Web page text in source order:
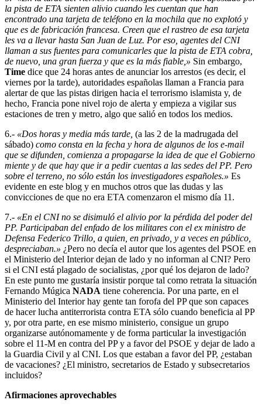
la pista de ETA sienten alivio cuando les cuentan que han
encontrado una tarjeta de teléfono en la mochila que no explotó y
que es de fabricación francesa. Creen que el rastreo de esa tarjeta
les va a llevar hasta San Juan de Luz. Por eso, agentes del CNI
llaman a sus fuentes para comunicarles que la pista de ETA cobra,
de nuevo, una gran fuerza y que es la más fiable,» Sin embargo,
Time dice que 24 horas antes de anunciar los arrestos (es decir, el
viernes por la tarde), autoridades españolas llaman a Francia para
alertar de que las pistas dirigen hacia el terrorismo islamista y, de
hecho, Francia pone nivel rojo de alerta y empieza a vigilar sus
estaciones de tren y metro, algo que salió en todos los medios.
6.- «Dos horas y media más tarde, (a las 2 de la madrugada del
sábado) como consta en la fecha y hora de algunos de los e-mail
que se difunden, comienza a propagarse la idea de que el Gobierno
miente y de que hay que ir a pedir cuentas a las sedes del PP. Pero
sobre el terreno, no sólo están los investigadores españoles.» Es
evidente en este blog y en muchos otros que las dudas y las
convicciones de que no era ETA comenzaron el mismo día 11.
7.- «En el CNI no se disimuló el alivio por la pérdida del poder del
PP. Participaban del enfado de los militares con el ex ministro de
Defensa Federico Trillo, a quien, en privado, y a veces en público,
despreciaban.» ¿Pero no decía el autor que los agentes del PSOE en
el Ministerio del Interior dejan de lado y no informan al CNI? Pero
si el CNI está plagado de socialistas, ¿por qué los dejaron de lado?
En este punto me gustaría insistir porque tal como retrata la situación
Fernando Múgica NADA tiene coherencia. Por una parte, en el
Ministerio del Interior hay gente tan forofa del PP que son capaces
de hacer lucha antiterrorista contra ETA sólo cuando beneficia al PP
y, por otra parte, en ese mismo ministerio, consigue un grupo
organizarse autónomamente y de forma particular la investigación
sobre el 11-M en contra del PP y a favor del PSOE y dejar de lado a
la Guardia Civil y al CNI. Los que estaban a favor del PP, ¿estaban
de vacaciones? ¿El ministro, secretarios de Estado y subsecretarios
incluidos?
Afirmaciones aprovechables